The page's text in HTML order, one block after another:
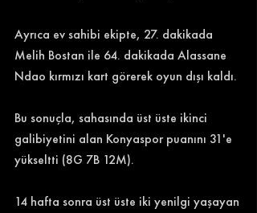
Ayrıca ev sahibi ekipte, 27. dakikada
Melih Bostan ile 64. dakikada Alassane
Ndao kırmızı kart görerek oyun dışı kaldı.
Bu sonuçla, sahasında üst üste ikinci
galibiyetini alan Konyaspor puanını 31'e
yükseltti (8G 7B 12M).
14 hafta sonra üst üste iki yenilgi yaşayan